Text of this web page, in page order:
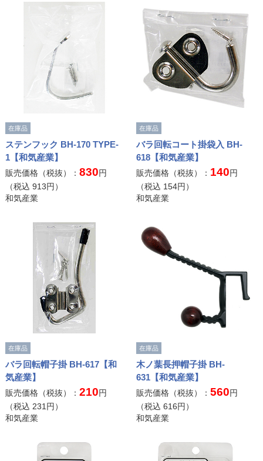
在庫品
ステンフック BH-170 TYPE-
1【和気産業】
販売価格（税抜）： 830円
（税込 913円）
和気産業
在庫品
バラ回転コート掛袋入 BH-
618【和気産業】
販売価格（税抜）： 140円
（税込 154円）
和気産業
在庫品
バラ回転帽子掛 BH-617【和
気産業】
販売価格（税抜）： 210円
（税込 231円）
和気産業
在庫品
木ノ葉長押帽子掛 BH-
631【和気産業】
販売価格（税抜）：560円
（税込616円）
和気産業